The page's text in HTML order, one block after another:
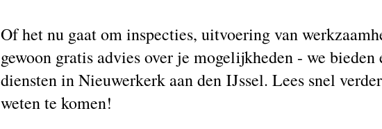
Of het nu gaat om inspecties, uitvoering van
gewoon gratis advies over je mogelijkheden - we bieden
diensten in Nieuwerkerk aan den IJssel. Lees snel
weten te komen!